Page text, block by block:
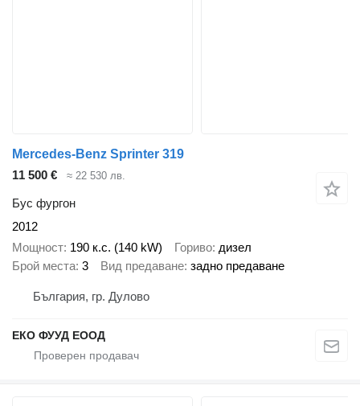
Mercedes-Benz Sprinter 319
11 500 €
≈ 22 530 лв.
Бус фургон
2012
Мощност 190 к.с. (140 kW) Гориво дизел
Брой места 3 Вид предаване задно предаване
България, гр. Дулово
ЕКО ФУУД ЕООД